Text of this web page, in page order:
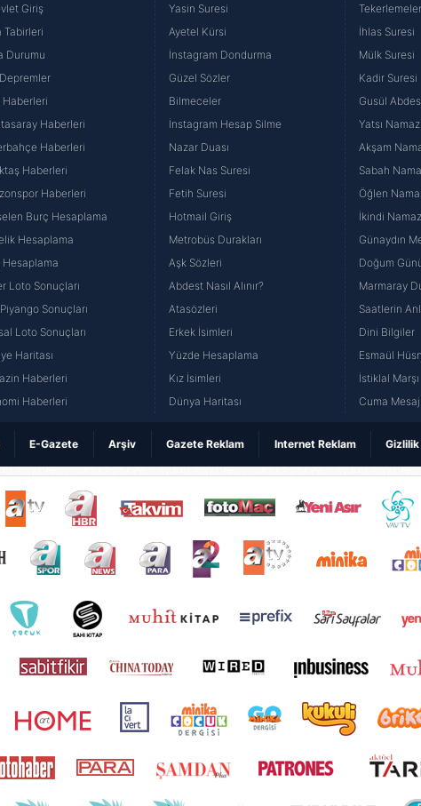
aşağıda yer alan panel vasıtasıyla belirleyebilirsiniz. Çerezlere
Bilgilendirme Metnimizi ziyaret edebilirsiniz.
Korunması Kanunu uyarınca hazırlanmış Aydınlatma Metnimizi
Giriş
Tabirleri
Durumu
Haberleri
Haberleri
Haberleri
Haberleri
Haberleri
Burç Hesaplama
Hesaplama
Hesaplama
Loto Sonuçları
Sonuçları
Loto Sonuçları
Haritası
Haberleri
Haberleri
Yasin Suresi
Ayetel Kürsi
İnstagram Dondurma
Güzel Sözler
Bilmeceler
İnstagram Hesap Silme
Nazar Duası
Felak Nas Suresi
Fetih Suresi
Hotmail Giriş
Metrobüs Durakları
Aşk Sözleri
Abdest Nasıl Alınır?
Atasözleri
Erkek İsimleri
Yüzde Hesaplama
Kız İsimleri
Dünya Haritası
Tekerlemeler
İhlas Suresi
Mülk Suresi
Kadir Suresi
Gusül
Yatsı
Akşam
Sabah
Öğlen
İkindi
Günaydın
Doğum
Marmaray
Saatlerin
Dini Bilgiler
Esmaül
İstiklal Marşı
Cuma
E-Gazete Arşiv Gazete Reklam Internet Reklam